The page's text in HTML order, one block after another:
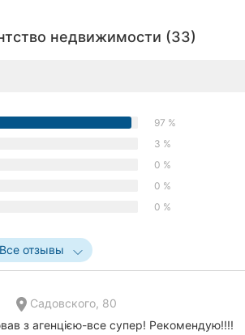
недвижимости (33)
97 %
3 %
0 %
0 %
0 %
Все отзывы
Садовского, 80
з агенцією-все супер! Рекомендую!!!!